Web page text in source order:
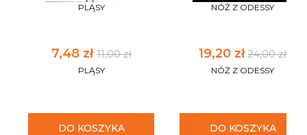
PLĄSY
7,48 zł11,00 zł
PLĄSY
DO KOSZYKA
NÓŻ Z ODESSY
19,20 zł 24,00 zł
NÓŻ Z ODESSY
DO KOSZYKA